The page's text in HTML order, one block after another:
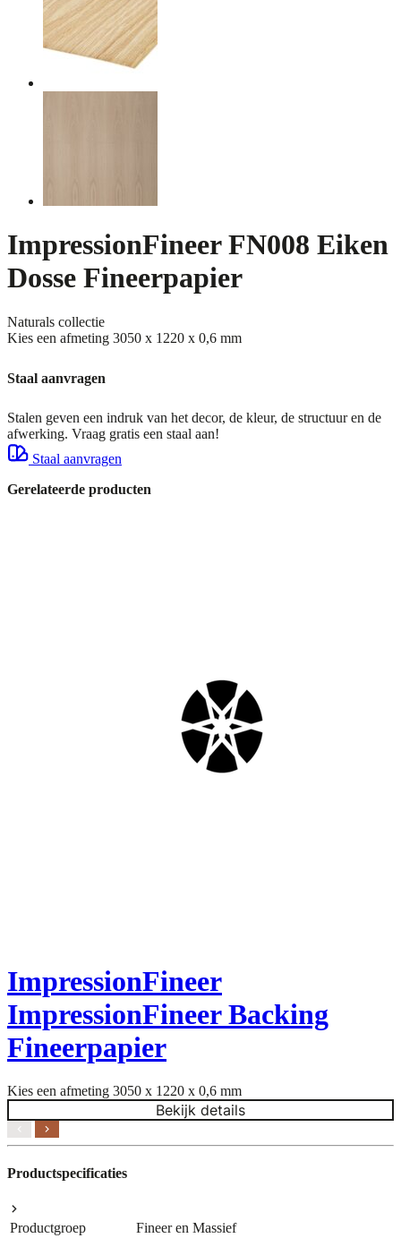
ImpressionFineer FN008 Eiken
Dosse Fineerpapier
Naturals collectie
Kies een afmeting 3050 x 1220 x 0,6 mm
Staal aanvragen
Stalen geven een indruk van het decor, de kleur, de structuur en de
afwerking. Vraag gratis een staal aan!
Staal aanvragen
Gerelateerde producten
ImpressionFineer
ImpressionFineer Backing
Fineerpapier
Kies een afmeting 3050 x 1220 x 0,6 mm
Bekijk details
Productspecificaties
Productgroep Fineer en Massief